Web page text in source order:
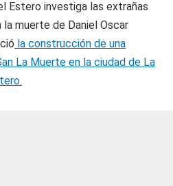
Estero investiga las extrañas
muerte de Daniel Oscar
la construcción de una
La Muerte en la ciudad de La